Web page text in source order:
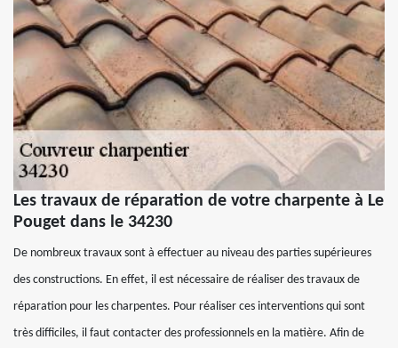
Les travaux de réparation de votre charpente à Le
Pouget dans le 34230
De nombreux travaux sont à effectuer au niveau des parties supérieures
des constructions. En effet, il est nécessaire de réaliser des travaux de
réparation pour les charpentes. Pour réaliser ces interventions qui sont
très difficiles, il faut contacter des professionnels en la matière. Afin de